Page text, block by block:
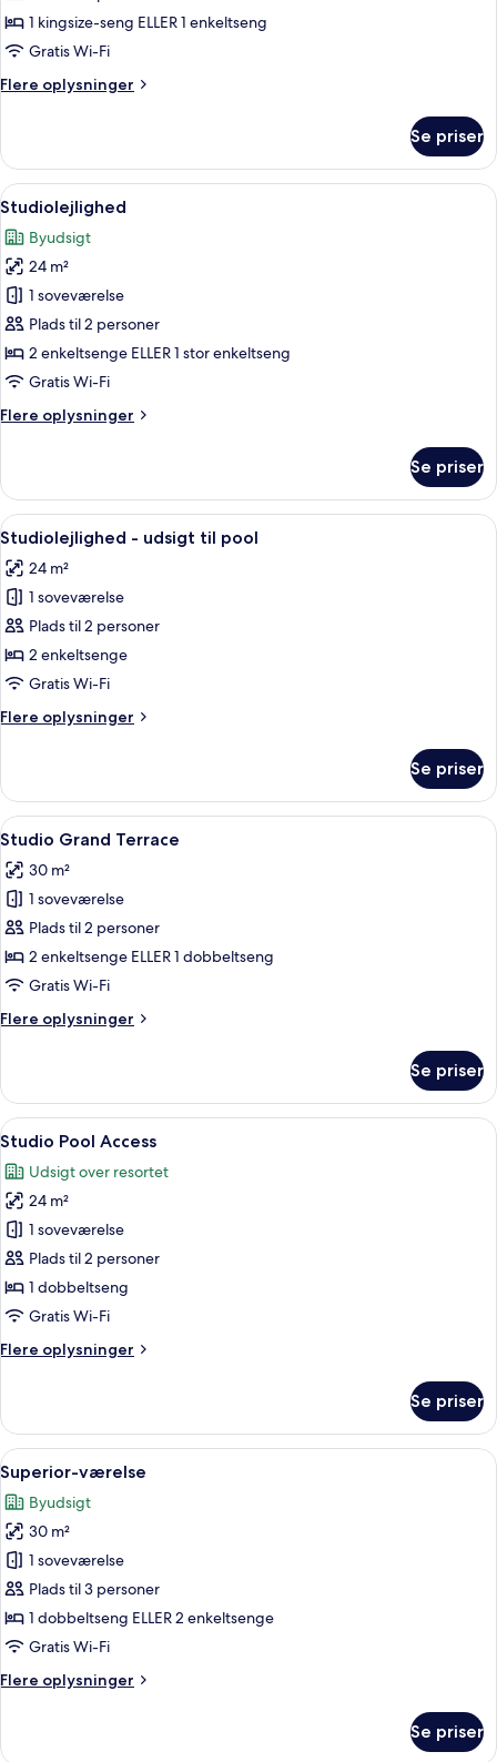
værelse
-
til
1 kingsize-seng ELLER 1 enkeltseng
Gratis Wi-Fi
Flere oplysninger
Flere
værelse
udsigt
pool
Se priser
Indlæs
alle
billeder
af
Studiolejlighed
Et hotelværelse med en stor seng,
8
Studiolejlighed
Byudsigt
24 m²
1 soveværelse
Plads til 2 personer
2 enkeltsenge ELLER 1 stor enkeltseng
Gratis Wi-Fi
Flere oplysninger
Flere
Se priser
Indlæs
alle
billeder
af
Studiolejlighed
-
udsigt
pool
Et hotelværelse med seng,
7
Studiolejlighed - udsigt til pool
24 m²
1 soveværelse
Plads til 2 personer
2 enkeltsenge
Gratis Wi-Fi
Flere oplysninger
Flere
-
udsigt
til
Se priser
Indlæs
alle
billeder
af
Studio
Grand
Terrace
Et hotelværelse med en stor seng,
9
Studio Grand Terrace
30 m²
1 soveværelse
Plads til 2 personer
2 enkeltsenge ELLER 1 dobbeltseng
Gratis Wi-Fi
Flere oplysninger
Flere
Grand
Terrace
Se priser
Indlæs
alle
billeder
af
Studio
Pool
Access
Et moderne hotelværelse med en
9
Studio Pool Access
Udsigt over resortet
24 m²
1 soveværelse
Plads til 2 personer
1 dobbeltseng
Gratis Wi-Fi
Flere oplysninger
Flere
Pool
Access
Se priser
Indlæs
alle
billeder
af
Superior-
værelse
Et hotelværelse med en stor seng,
6
Superior-værelse
Byudsigt
30 m²
1 soveværelse
Plads til 3 personer
1 dobbeltseng ELLER 2 enkeltsenge
Gratis Wi-Fi
Flere oplysninger
Flere
Se priser